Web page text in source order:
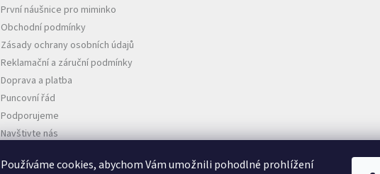
Používáme cookies, abychom Vám umožnili pohodlné prohlížení
První náušnice pro miminko
Obchodní podmínky
Zásady ochrany osobních údajů
Reklamační a záruční podmínky
Doprava a platba
Puncovní řád
Podporujeme
Navštivte nás